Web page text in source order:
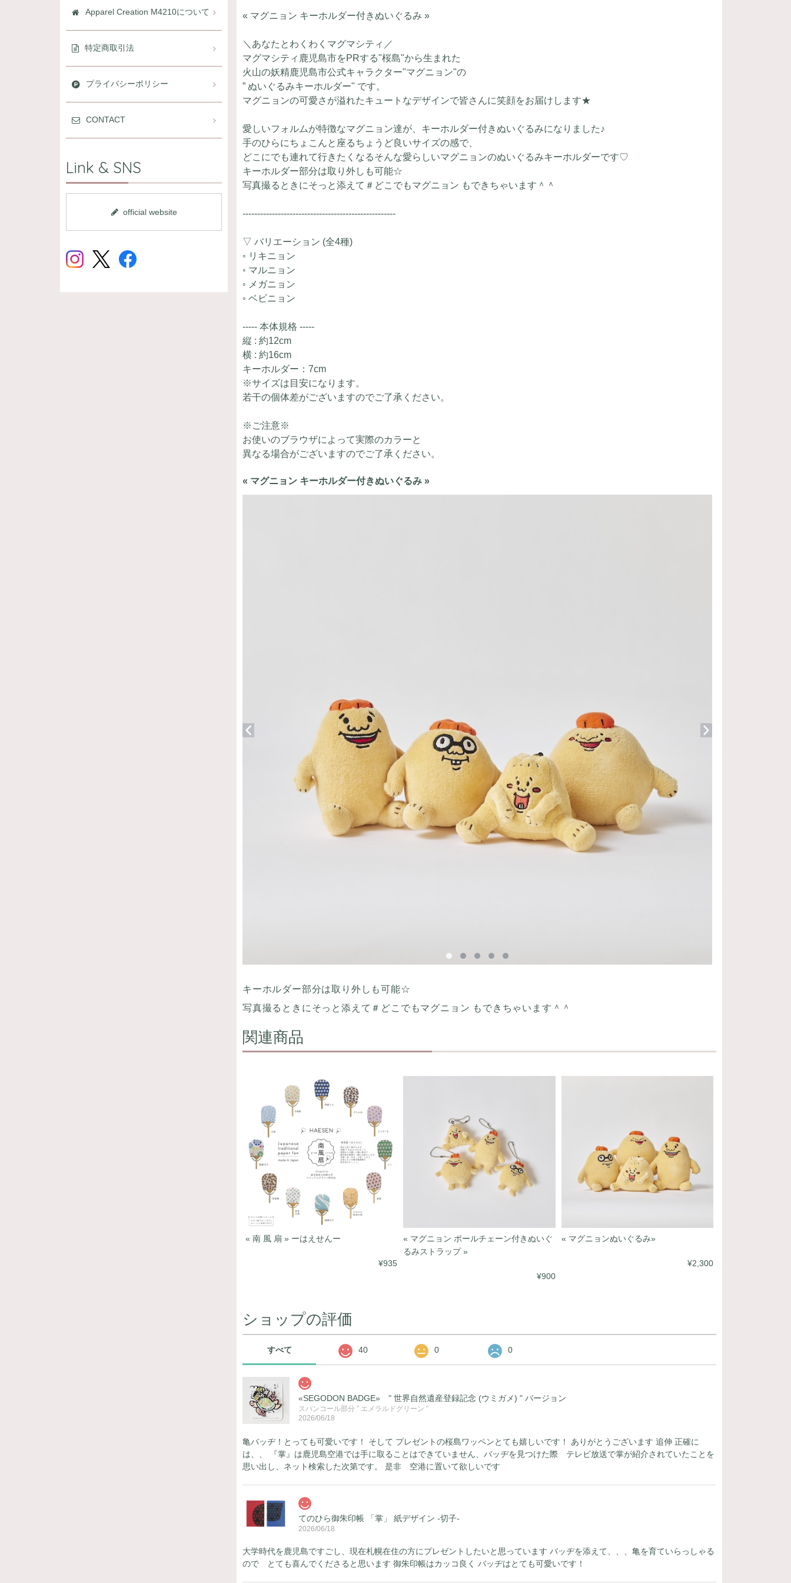
« マグニョン キーホルダー付きぬいぐるみ »
＼あなたとわくわくマグマシティ／
マグマシティ鹿児島市をPRする"桜島"から生まれた
火山の妖精鹿児島市公式キャラクター"マグニョン"の
” ぬいぐるみキーホルダー" です。
マグニョンの可愛さが溢れたキュートなデザインで皆さんに笑顔をお届けします★
愛しいフォルムが特徴なマグニョン達が、キーホルダー付きぬいぐるみになりました♪
手のひらにちょこんと座るちょうど良いサイズの感で、
どこにでも連れて行きたくなるそんな愛らしいマグニョンのぬいぐるみキーホルダーです♡
キーホルダー部分は取り外しも可能☆
写真撮るときにそっと添えて＃どこでもマグニョン もできちゃいます＾＾
----------------------------------------------------
▽ バリエーション (全4種)
◦ リキニョン
◦ マルニョン
◦ メガニョン
◦ ベビニョン
----- 本体規格 -----
縦 : 約12cm
横 : 約16cm
キーホルダー：7cm
※サイズは目安になります。
若干の個体差がございますのでご了承ください。
※ご注意※
お使いのブラウザによって実際のカラーと
異なる場合がございますのでご了承ください。
« マグニョン キーホルダー付きぬいぐるみ »
キーホルダー部分は取り外しも可能☆
写真撮るときにそっと添えて＃どこでもマグニョン もできちゃいます＾＾
関連商品
« 南 風 扇 » ーはえせんー
¥935
« マグニョン ポールチェーン付きぬいぐ
るみストラップ »
¥900
« マグニョンぬいぐるみ»
¥2,300
ショップの評価
すべて 40 0 0
«SEGODON BADGE» " 世界自然遺産登録記念 (ウミガメ) " バージョン
スパンコール部分 ” エメラルドグリーン ”
2026/06/18
亀バッヂ！とっても可愛いです！ そして プレゼントの桜島ワッペンとても嬉しいです！ ありがとうございます 追伸 正確に
は、、 『掌』は鹿児島空港では手に取ることはできていません、バッヂを見つけた際 テレビ放送で掌が紹介されていたことを
思い出し、ネット検索した次第です。 是非 空港に置いて欲しいです
てのひら御朱印帳 「掌」 紙デザイン -切子-
2026/06/18
大学時代を鹿児島ですごし、現在札幌在住の方にプレゼントしたいと思っています バッヂを添えて、、、亀を育ていらっしゃる
ので とても喜んでくださると思います 御朱印帳はカッコ良く バッヂはとても可愛いです！
Apparel Creation M4210について
特定商取引法
プライバシーポリシー
CONTACT
Link & SNS
official website